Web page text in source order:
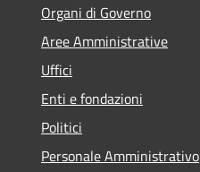
Organi di Governo
Aree Amministrative
Uffici
Enti e fondazioni
Politici
Personale Amministrativo